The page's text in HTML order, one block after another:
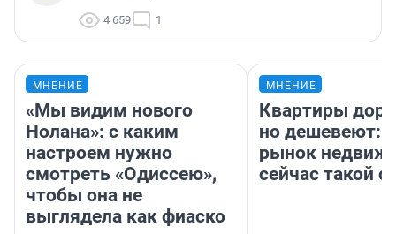
4 659 1
МНЕНИЕ
«Мы видим нового
Нолана»: с каким
настроем нужно
смотреть «Одиссею»,
чтобы она не
выглядела как фиаско
МНЕНИЕ
Квартиры
но дешевеют:
рынок
сейчас такой